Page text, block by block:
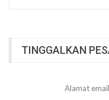
TINGGALKAN
Alamat